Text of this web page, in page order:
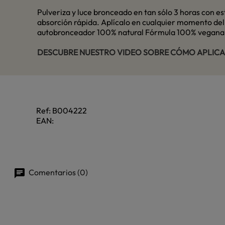
Pulveriza y luce bronceado en tan sólo 3 horas con
absorción rápida. Aplícalo en cualquier momento
autobronceador 100% natural Fórmula 100%
DESCUBRE NUESTRO VIDEO SOBRE CÓMO
Ref: B004222
EAN:
Comentarios (0)